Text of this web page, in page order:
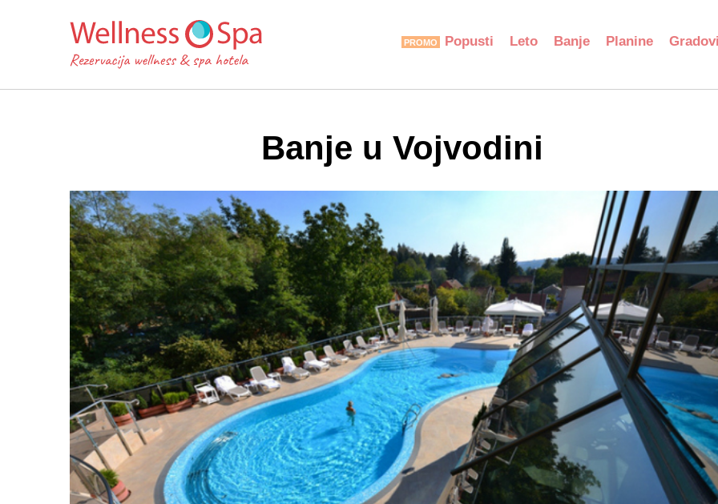
Popusti Leto Banje Planine
Banje u Vojvodini